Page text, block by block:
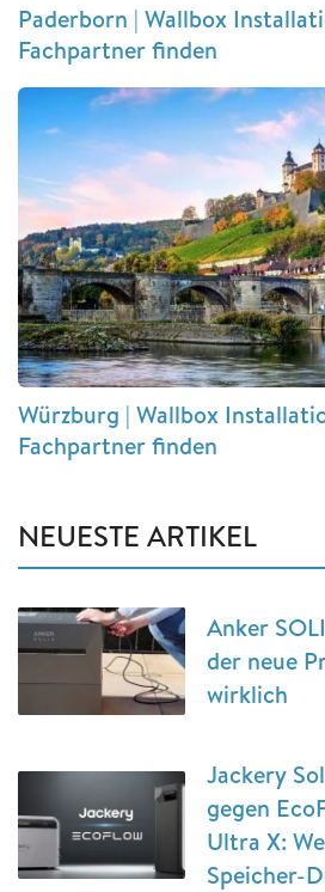
Paderborn | Wallbox
Fachpartner finden
Würzburg | Wallbox
Fachpartner finden
NEUESTE ARTIKEL
Anker
der neue
wirklich
Jackery
gegen
Ultra X:
Speicher-